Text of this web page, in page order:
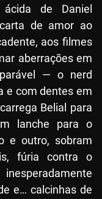
de Daniel
de amor ao
aos filmes
aberrações em
— o nerd
e com dentes em
Belial para
lanche para o
e outro, sobram
fúria contra o
e… calcinhas de